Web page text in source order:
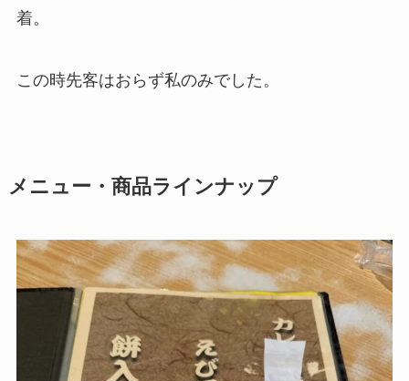
着。
この時先客はおらず私のみでした。
メニュー・商品ラインナップ